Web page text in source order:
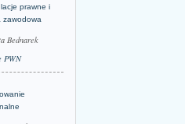
prawne i
zawodowa
Bednarek
PWN